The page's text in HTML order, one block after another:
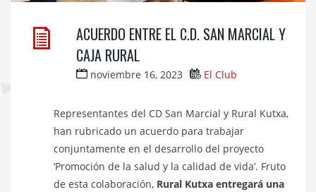
ACUERDO ENTRE EL C.D. SAN MARCIAL Y
CAJA RURAL
noviembre 16, 2023 El Club
Representantes del CD San Marcial y Rural Kutxa,
han rubricado un acuerdo para trabajar
conjuntamente en el desarrollo del proyecto
‘Promoción de la salud y la calidad de vida’. Fruto
de esta colaboración, Rural Kutxa entregará una